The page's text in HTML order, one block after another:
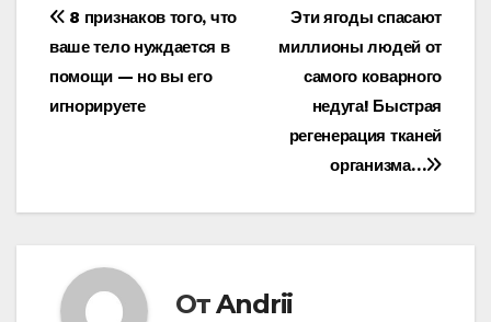
Навигация
по
записям
Эти ягоды спасают
миллионы людей от
самого коварного
недуга! Быстрая
регенерация тканей
организма…
8 признаков того, что
ваше тело нуждается в
помощи — но вы его
игнорируете
ОтAndrii